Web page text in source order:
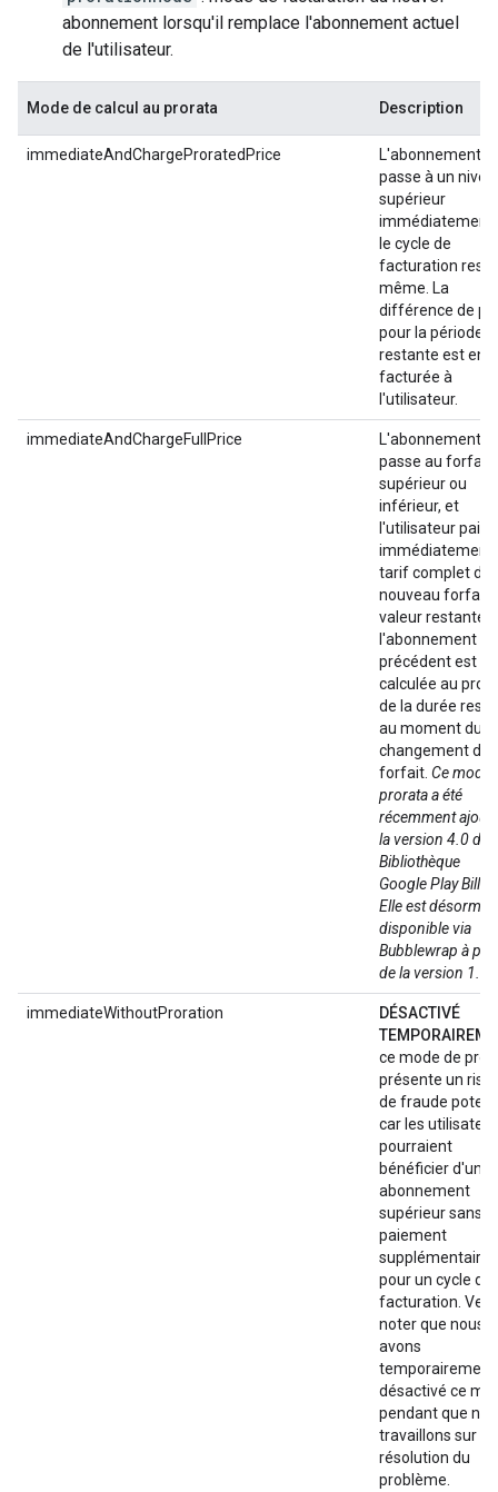
abonnement lorsqu'il remplace l'abonnement actuel
de l'utilisateur.
Mode de calcul au prorata Description
immediateAndChargeProratedPrice
L'abonnement
passe à un
supérieur
le cycle de
facturation
même. La
différence de
pour la période
restante est
facturée à
l'utilisateur.
immediateAndChargeFullPrice
L'abonnement
passe au forfait
supérieur ou
inférieur, et
l'utilisateur paie
immédiatement
tarif complet du
nouveau forfait.
valeur restante
l'abonnement
précédent est
calculée au
de la durée
au moment du
changement de
forfait. Ce mode
prorata a été
récemment
la version 4.0 de
Bibliothèque
Google Play
Elle est
disponible via
Bubblewrap à
de la version
immediateWithoutProration
DÉSACTIVÉ
ce mode de
présente un
de fraude
car les
pourraient
bénéficier d'un
abonnement
supérieur sans
paiement
supplémentaire
pour un cycle de
facturation.
noter que nous
avons
temporairement
désactivé ce
pendant que
travaillons sur la
résolution du
problème.